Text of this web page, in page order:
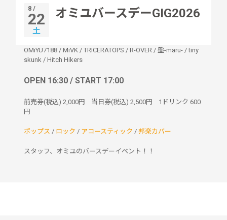
8 /
22
土
オミユバースデーGIG2026
OMiYU7188 / MiVK / TRICERATOPS / R-OVER / 盤-maru- /tiny
skunk / Hitch Hikers
OPEN 16:30 / START 17:00
前売券(税込) 2,000円 当日券(税込) 2,500円 1ドリンク 600
円
ポップス / ロック / アコースティック / 邦楽カバー
スタッフ、オミユのバースデーイベント！！